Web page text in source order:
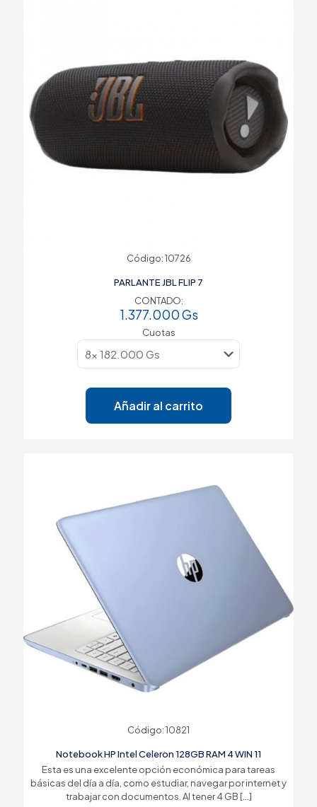
Código: 10726
PARLANTE JBL FLIP 7
CONTADO:
1.377.000Gs
Cuotas
Añadir al carrito
Código: 10821
Notebook HP Intel Celeron 128GB RAM 4 WIN 11
Esta es una excelente opción económica para tareas
básicas del día a día, como estudiar, navegar por internet y
trabajar con documentos. Al tener 4 GB […]